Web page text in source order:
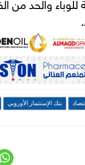
بنك الإستثمار الأوروبي